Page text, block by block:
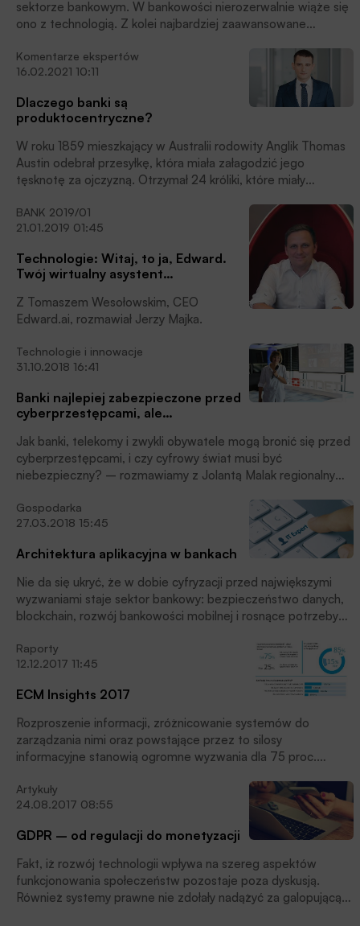
sektorze bankowym. W bankowości nierozerwalnie wiąże się
ono z technologią. Z kolei najbardziej zaawansowane
banki na świecie i w Polsce radzą sobie z oferowaniem
najwyższego doświadczenia klienta? Czy banki w Polsce
przodują w tej dziedzinie? A może przeciwnie – czy powinny
dogonić bardziej zaawansowane technologicznie rynki? ‒
pisze Andrzej Gibas, Partner Associate, Business Advisory
Head of Markets w KPMG w Polsce.
Komentarze ekspertów
16.02.2021 10:11
Dlaczego banki są
produktocentryczne?
W roku 1859 mieszkający w Australii rodowity Anglik Thomas
Austin odebrał przesyłkę, która miała załagodzić jego
tęsknotę za ojczyzną. Otrzymał 24 króliki, które miały
polowania. Nie wszystko poszło jednak zgodnie z planem i
część królików przeżyła łowy. Nie napotykając w Australii
naturalnych wrogów, rozmnożyły się bez problemu. Według
statystyk w latach 40. XX wieku na kontynencie żyło 600
milionów królików. Ich obecność spowodowała katastrofę
ekologiczną, a historia ich zwalczania obejmuje budowę
długiego na prawie 3,5 kilometrów płotu, użycie trującego
wirusów. W tej chwili sytuacja wydaje się opanowana ‒ pisze
w komentarzu Łukasz Nienartowicz, Head of Business
BANK 2019/01
21.01.2019 01:45
Technologie: Witaj, to ja, Edward.
Twój wirtualny asystent…
Z Tomaszem Wesołowskim, CEO
Edward.ai, rozmawiał Jerzy Majka.
Technologie i innowacje
31.10.2018 16:41
Banki najlepiej zabezpieczone przed
cyberprzestępcami, ale…
Jak banki, telekomy i zwykli obywatele mogą bronić się przed
cyberprzestępcami, i czy cyfrowy świat musi być
niebezpieczny? – rozmawiamy z Jolantą Malak regionalnym
Gospodarka
27.03.2018 15:45
Architektura aplikacyjna w bankach
Nie da się ukryć, że w dobie cyfryzacji przed największymi
wyzwaniami staje sektor bankowy: bezpieczeństwo danych,
blockchain, rozwój bankowości mobilnej i rosnące potrzeby
muszą poukładać swoją architekturę aplikacyjną i wdrożyć
odpowiednio dopasowaną do swojej specyfiki strategię
digitalizacji. Tymczasem badanie „Digital Banking Expert
Survey” pokazało, że aktualnie tylko 9% światowych banków
zakończyło już wdrożenie cyfrowej strategii, 60% banków
nadal nad nią pracuje. A w Polsce?
Raporty
12.12.2017 11:45
ECM Insights 2017
Rozproszenie informacji, zróżnicowanie systemów do
zarządzania nimi oraz powstające przez to silosy
informacyjne stanowią ogromne wyzwania dla 75 proc.
2017, przeprowadzonych przez SER Group. Firmy najmocniej
odczuwają niedociągnięcia w kwestii szybkości wymiany
informacji oraz bezpieczeństwa współpracy między działami
firmy.
Artykuły
24.08.2017 08:55
GDPR – od regulacji do monetyzacji
Fakt, iż rozwój technologii wpływa na szereg aspektów
funkcjonowania społeczeństw pozostaje poza dyskusją.
Również systemy prawne nie zdołały nadążyć za galopującą